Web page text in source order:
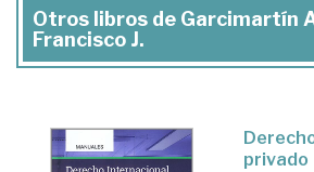
Otros libros de Garcimartín
Francisco J.
privado